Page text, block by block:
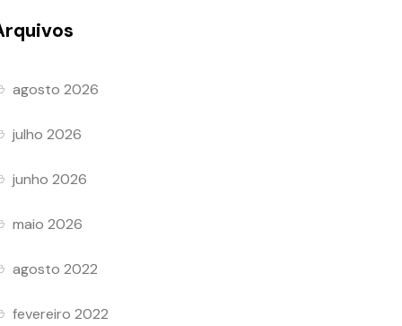
agosto 2026
julho 2026
junho 2026
maio 2026
agosto 2022
fevereiro 2022